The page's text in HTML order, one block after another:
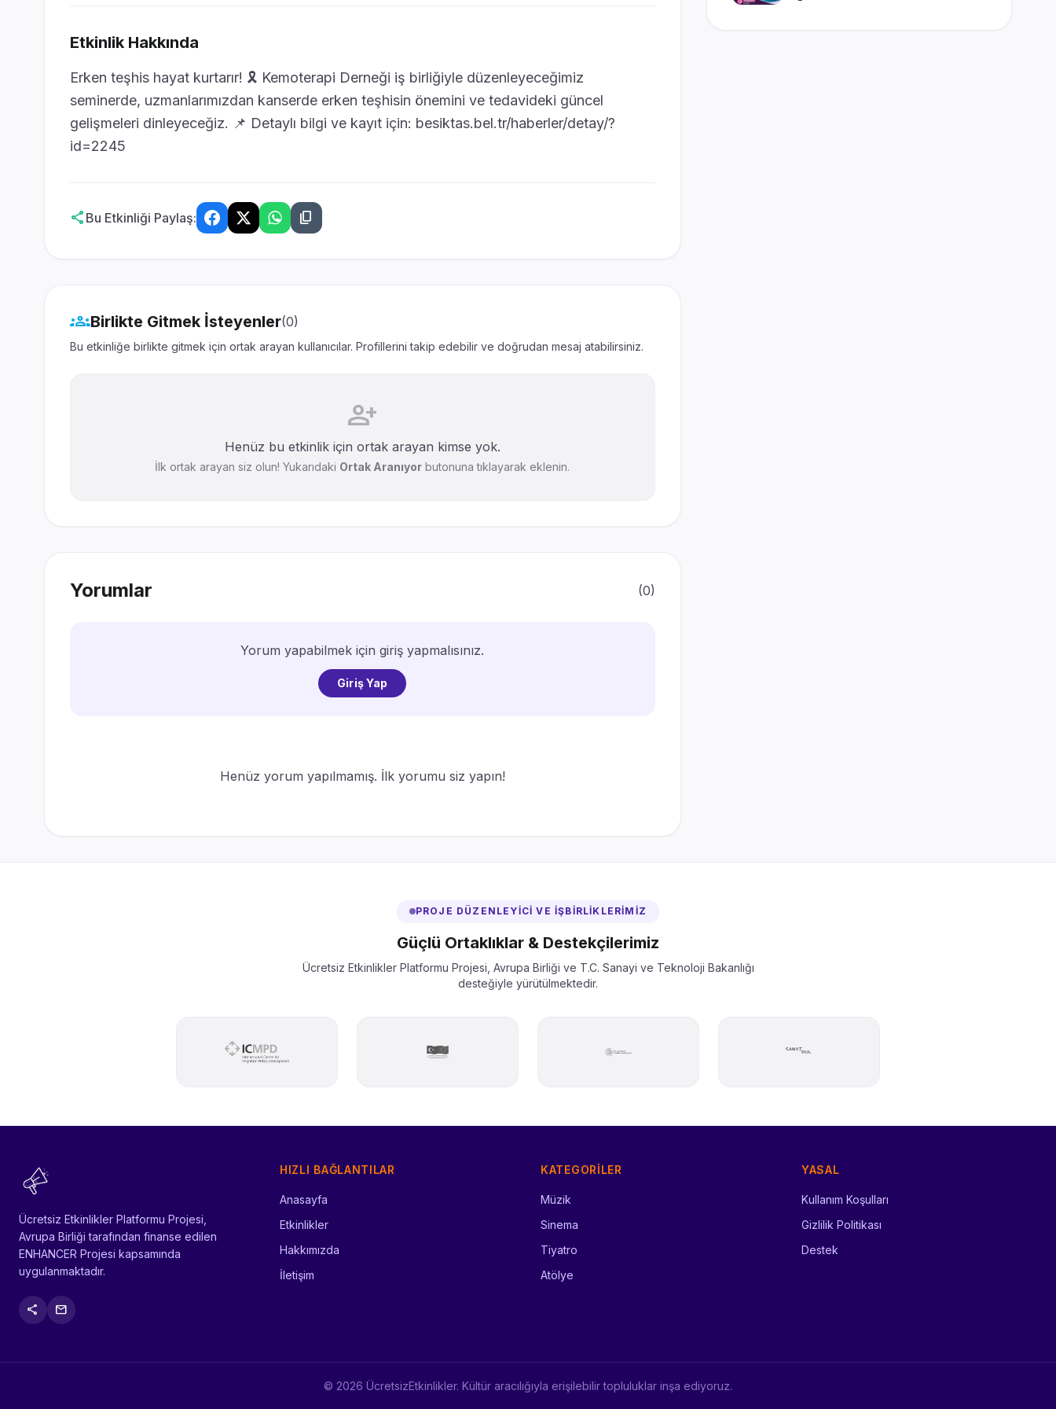
Etkinlik Hakkında
Erken teşhis hayat kurtarır! 🎗️ Kemoterapi Derneği iş birliğiyle düzenleyeceğimiz
seminerde, uzmanlarımızdan kanserde erken teşhisin önemini ve tedavideki güncel
gelişmeleri dinleyeceğiz. 📌 Detaylı bilgi ve kayıt için: besiktas.bel.tr/haberler/detay/?
id=2245
share Bu Etkinliği Paylaş: content_copy
groupsBirlikte Gitmek İsteyenler(0)
Bu etkinliğe birlikte gitmek için ortak arayan kullanıcılar. Profillerini takip edebilir ve doğrudan mesaj atabilirsiniz.
person_add
Henüz bu etkinlik için ortak arayan kimse yok.
İlk ortak arayan siz olun! Yukarıdaki Ortak Aranıyor butonuna tıklayarak eklenin.
Yorumlar (0)
Yorum yapabilmek için giriş yapmalısınız.
Giriş Yap
Henüz yorum yapılmamış. İlk yorumu siz yapın!
PROJE DÜZENLEYİCİ VE İŞBİRLİKLERİMİZ
Güçlü Ortaklıklar & Destekçilerimiz
Ücretsiz Etkinlikler Platformu Projesi, Avrupa Birliği ve T.C. Sanayi ve Teknoloji Bakanlığı
desteğiyle yürütülmektedir.
Ücretsiz Etkinlikler Platformu Projesi,
Avrupa Birliği tarafından finanse edilen
ENHANCER Projesi kapsamında
uygulanmaktadır.
share mail
HIZLI BAĞLANTILAR
Anasayfa
Etkinlikler
Hakkımızda
İletişim
KATEGORILER
Müzik
Sinema
Tiyatro
Atölye
YASAL
Kullanım Koşulları
Gizlilik Politikası
Destek
© 2026 ÜcretsizEtkinlikler. Kültür aracılığıyla erişilebilir topluluklar inşa ediyoruz.